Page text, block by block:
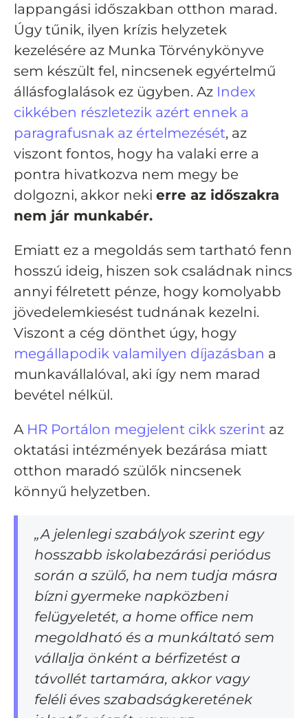
lappangási időszakban otthon marad.
Úgy tűnik, ilyen krízis helyzetek
kezelésére az Munka Törvénykönyve
sem készült fel, nincsenek egyértelmű
állásfoglalások ez ügyben. Az Index
cikkében részletezik azért ennek a
paragrafusnak az értelmezését, az
viszont fontos, hogy ha valaki erre a
pontra hivatkozva nem megy be
dolgozni, akkor neki erre az időszakra
nem jár munkabér.
Emiatt ez a megoldás sem tartható fenn
hosszú ideig, hiszen sok családnak nincs
annyi félretett pénze, hogy komolyabb
jövedelemkiesést tudnának kezelni.
Viszont a cég dönthet úgy, hogy
megállapodik valamilyen díjazásban a
munkavállalóval, aki így nem marad
bevétel nélkül.
A HR Portálon megjelent cikk szerint az
oktatási intézmények bezárása miatt
otthon maradó szülők nincsenek
könnyű helyzetben.
„A jelenlegi szabályok szerint egy
hosszabb iskolabezárási periódus
során a szülő, ha nem tudja másra
bízni gyermeke napközbeni
felügyeletét, a home office nem
megoldható és a munkáltató sem
vállalja önként a bérfizetést a
távollét tartamára, akkor vagy
feléli éves szabadságkeretének